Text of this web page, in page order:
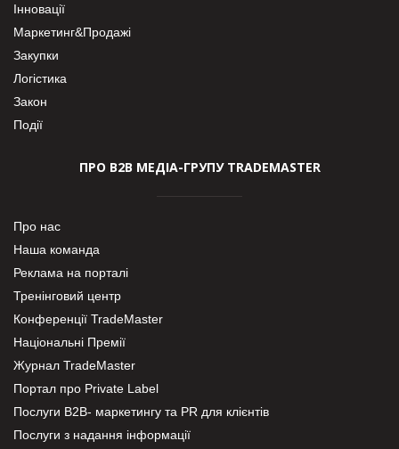
Інновації
Маркетинг&Продажі
Закупки
Логістика
Закон
Події
ПРО В2В МЕДІА-ГРУПУ TRADEMASTER
Про нас
Наша команда
Реклама на порталі
Тренінговий центр
Конференції TradeMaster
Національні Премії
Журнал TradeMaster
Портал про Private Label
Послуги В2В- маркетингу та PR для клієнтів
Послуги з надання інформації